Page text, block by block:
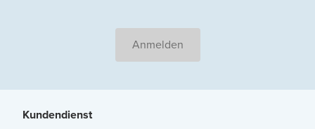
Anmelden
Kundendienst